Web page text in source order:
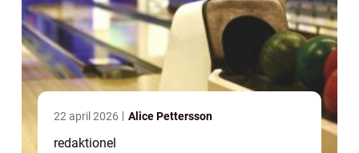
22 april 2026 Alice Pettersson
redaktionel